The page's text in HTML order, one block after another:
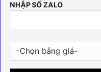
NHẬP SỐ ZALO